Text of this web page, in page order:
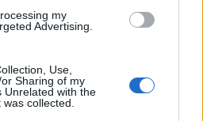
my
Advertising.
Use,
Sharing of my
Unrelated with the
collected.
w środku (dzień
(dzień 10, 2. tydzień) •
ponad dobę (>24h,
badanie usg